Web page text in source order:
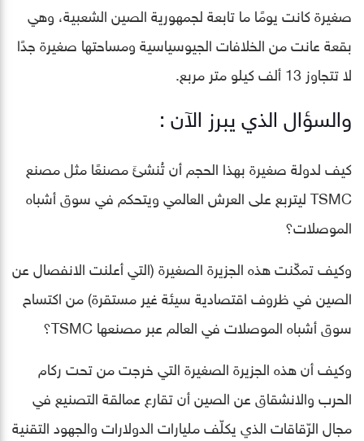
صغيرة كانت يومًا ما تابعة لجمهورية الصين الشعبية، وهي
بقعة عانت من الخلافات الجيوسياسية ومساحتها صغيرة جدًا
لا تتجاوز 13 ألف كيلو متر مربع.
والسؤال الذي يبرز الآن :
كيف لدولة صغيرة بهذا الحجم أن تُنشئَ مصنعًا مثل مصنع
TSMC ليتربع على العرش العالمي ويتحكم في سوق أشباه
الموصلات؟
وكيف تمكّنت هذه الجزيرة الصغيرة (التي أعلنت الانفصال عن
الصين في ظروف اقتصادية سيئة غير مستقرة) من اكتساح
سوق أشباه الموصلات في العالم عبر مصنعها TSMC؟
وكيف أن هذه الجزيرة الصغيرة التي خرجت من تحت ركام
الحرب والانشقاق عن الصين أن تقارع عمالقة التصنيع في
مجال الرّقاقات الذي يكلّف مليارات الدولارات والجهود التقنية